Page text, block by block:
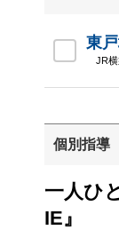
東
JR
個別指導
一人ひ
IE』